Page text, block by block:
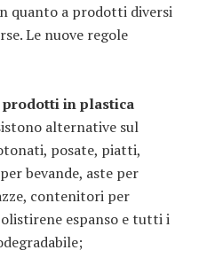
quanto a prodotti diversi
Le nuove regole
prodotti in plastica
alternative sul
posate, piatti,
bevande, aste per
contenitori per
espanso e tutti i